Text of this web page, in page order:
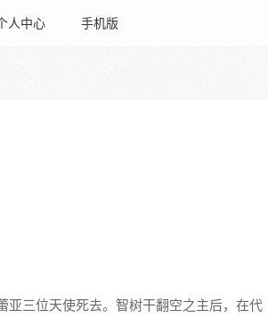
人中心 手机版
亚三位天使死去。智树干翻空之主后，在代